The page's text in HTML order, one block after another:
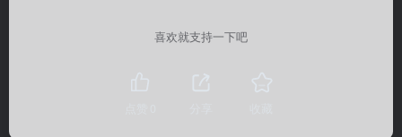
喜欢就支持一下吧